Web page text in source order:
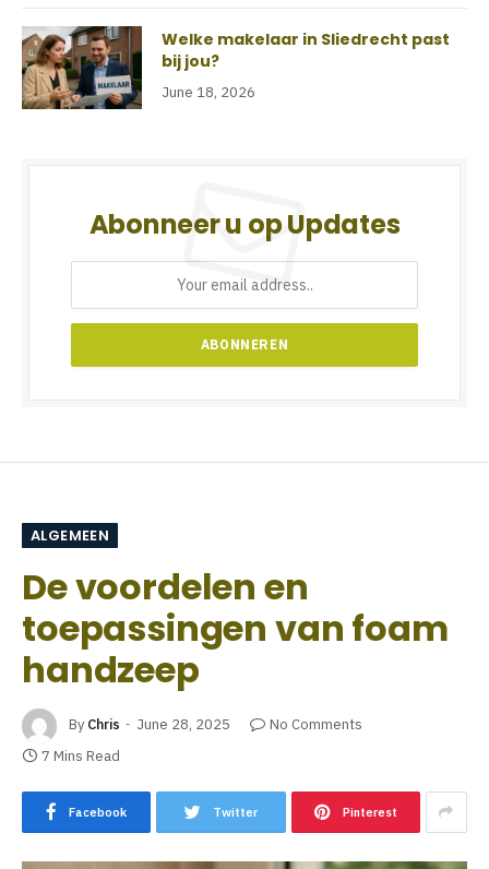
Welke makelaar in Sliedrecht past
bij jou?
June 18, 2026
Abonneer u op Updates
ALGEMEEN
De voordelen en
toepassingen van foam
handzeep
By Chris June 28, 2025
No Comments
7 Mins Read
Facebook Twitter Pinterest